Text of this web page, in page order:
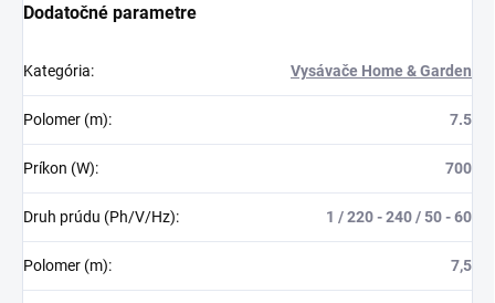
Dodatočné parametre
Kategória: Vysávače Home & Garden
Polomer (m): 7.5
Príkon (W): 700
Druh prúdu (Ph/V/Hz): 1 / 220 - 240 / 50 - 60
Polomer (m): 7,5